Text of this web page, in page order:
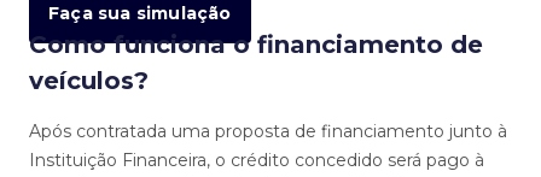
Faça sua simulação
Como funciona o financiamento de
veículos?
Após contratada uma proposta de financiamento junto à
Instituição Financeira, o crédito concedido será pago à